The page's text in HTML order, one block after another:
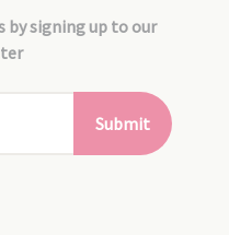
by signing up to our
Submit